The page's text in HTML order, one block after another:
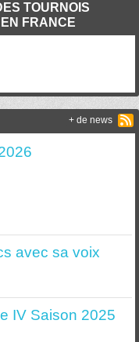
TOURNOIS
FRANCE
avec sa voix
IV Saison 2025
+ de news